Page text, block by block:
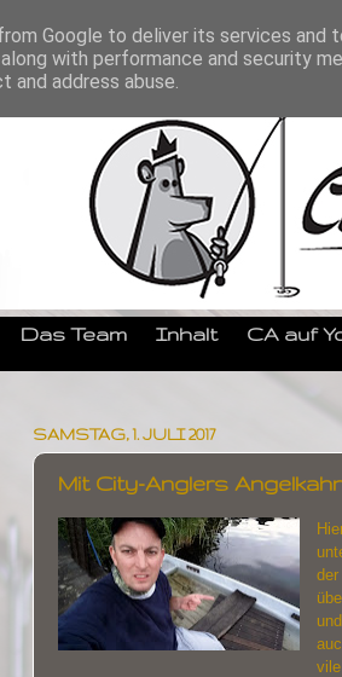
Das Team Inhalt CA auf
SAMSTAG, 1. JULI 2017
Mit City-Anglers
Google to deliver its services and
with performance and security
address abuse.